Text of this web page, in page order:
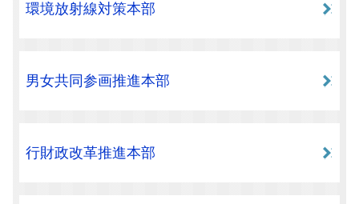
環境放射線対策本部
男女共同参画推進本部
行財政改革推進本部